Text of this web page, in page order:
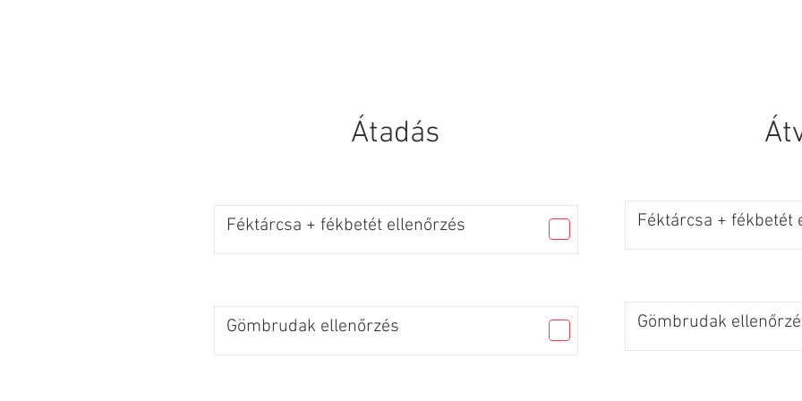
Átadás
Féktárcsa + fékbetét ellenőrzés
Gömbrudak ellenőrzés
Féktárcsa + fékbetét
Gömbrudak